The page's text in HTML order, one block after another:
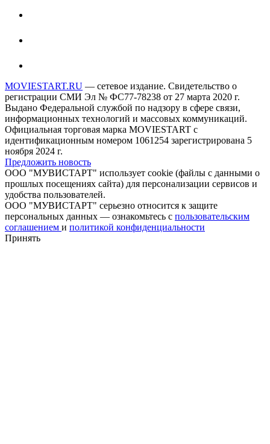
MOVIESTART.RU — сетевое издание. Свидетельство о
регистрации СМИ Эл № ФС77-78238 от 27 марта 2020 г.
Выдано Федеральной службой по надзору в сфере связи,
информационных технологий и массовых коммуникаций.
Официальная торговая марка MOVIESTART с
идентификационным номером 1061254 зарегистрирована 5
ноября 2024 г.
Предложить новость
ООО "МУВИСТАРТ" использует cookie (файлы с данными о
прошлых посещениях сайта) для персонализации сервисов и
удобства пользователей.
ООО "МУВИСТАРТ" серьезно относится к защите
персональных данных — ознакомьтесь с пользовательским
соглашением и политикой конфиденциальности
Принять